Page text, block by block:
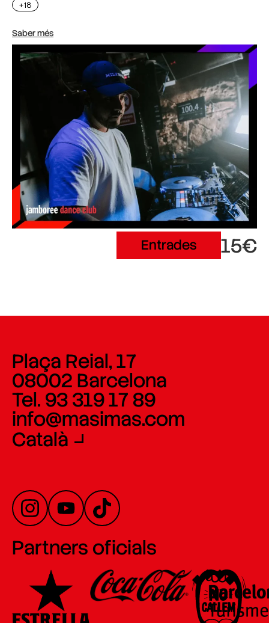
+18
Saber més
Entrades 15€
Plaça Reial, 17
08002 Barcelona
Tel. 93 319 17 89
info@masimas.com
Català
Partners oficials